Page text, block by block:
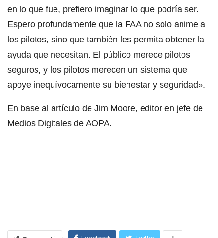
en lo que fue, prefiero imaginar lo que podría ser.
Espero profundamente que la FAA no solo anime a
los pilotos, sino que también les permita obtener la
ayuda que necesitan. El público merece pilotos
seguros, y los pilotos merecen un sistema que
apoye inequívocamente su bienestar y seguridad».
En base al artículo de Jim Moore, editor en jefe de
Medios Digitales de AOPA.